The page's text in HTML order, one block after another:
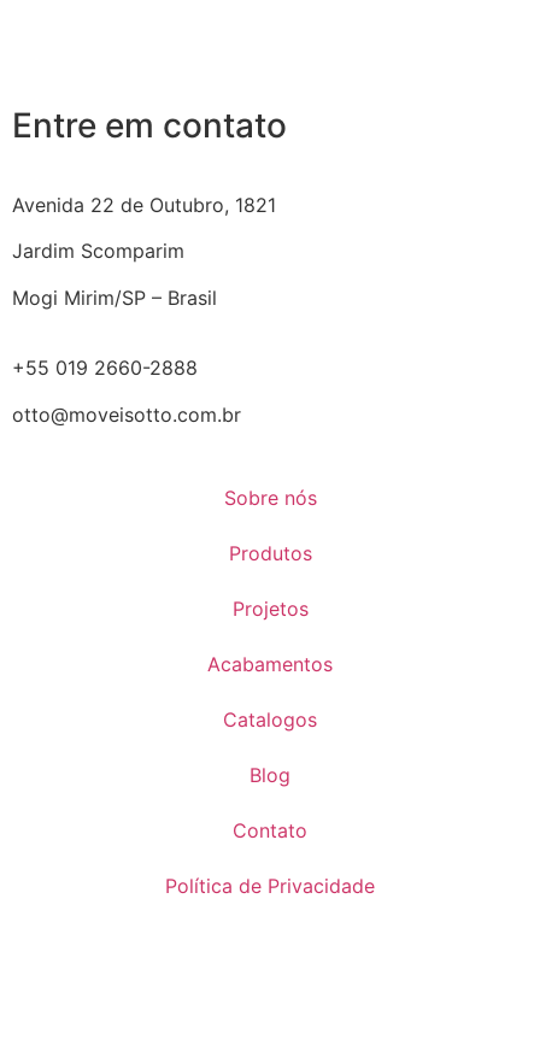
Entre em contato
Avenida 22 de Outubro, 1821
Jardim Scomparim
Mogi Mirim/SP – Brasil
+55 019 2660-2888
otto@moveisotto.com.br
Sobre nós
Produtos
Projetos
Acabamentos
Catalogos
Blog
Contato
Política de Privacidade